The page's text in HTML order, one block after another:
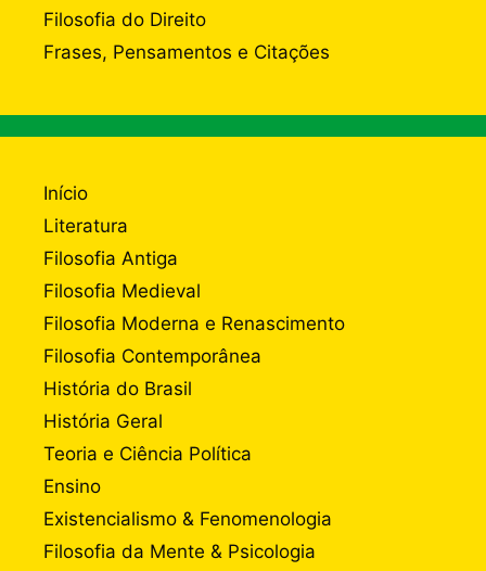
Filosofia do Direito
Frases, Pensamentos e Citações
Início
Literatura
Filosofia Antiga
Filosofia Medieval
Filosofia Moderna e Renascimento
Filosofia Contemporânea
História do Brasil
História Geral
Teoria e Ciência Política
Ensino
Existencialismo & Fenomenologia
Filosofia da Mente & Psicologia